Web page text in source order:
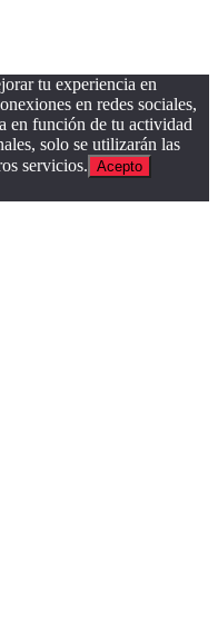
tu experiencia en
en redes sociales,
en función de tu actividad
solo se utilizarán las
servicios. Acepto